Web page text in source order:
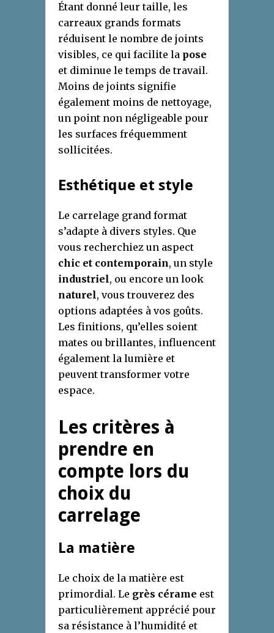
Étant donné leur taille, les
carreaux grands formats
réduisent le nombre de joints
visibles, ce qui facilite la pose
et diminue le temps de travail.
Moins de joints signifie
également moins de nettoyage,
un point non négligeable pour
les surfaces fréquemment
sollicitées.
Esthétique et style
Le carrelage grand format
s’adapte à divers styles. Que
vous recherchiez un aspect
chic et contemporain, un style
industriel, ou encore un look
naturel, vous trouverez des
options adaptées à vos goûts.
Les finitions, qu’elles soient
mates ou brillantes, influencent
également la lumière et
peuvent transformer votre
espace.
Les critères à
prendre en
compte lors du
choix du
carrelage
La matière
Le choix de la matière est
primordial. Le grès cérame est
particulièrement apprécié pour
sa résistance à l’humidité et